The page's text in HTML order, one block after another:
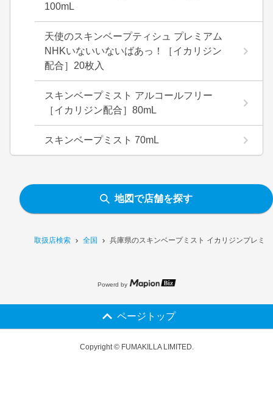
取扱店検索 全国 兵庫県のスキンベープミスト イカリジンプレミ
100mL
天使のスキンベープティシュ プレミアム
NHKいないいないばあっ！［イカリジン
配合］20枚入
スキンベープミスト アルコールフリー
［イカリジン配合］80mL
スキンベープミスト 70mL
地図で店舗を探す
Powerd by
ページトップ
Copyright © FUMAKILLA LIMITED.